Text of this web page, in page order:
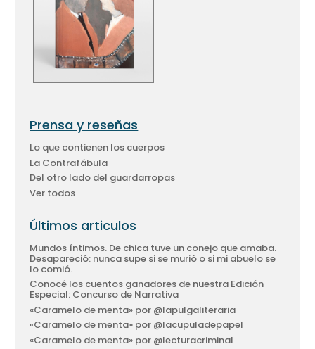
Prensa y reseñas
Lo que contienen los cuerpos
La Contrafábula
Del otro lado del guardarropas
Ver todos
Últimos articulos
Mundos íntimos. De chica tuve un conejo que amaba.
Desapareció: nunca supe si se murió o si mi abuelo se
lo comió.
Conocé los cuentos ganadores de nuestra Edición
Especial: Concurso de Narrativa
«Caramelo de menta» por @lapulgaliteraria
«Caramelo de menta» por @lacupuladepapel
«Caramelo de menta» por @lecturacriminal